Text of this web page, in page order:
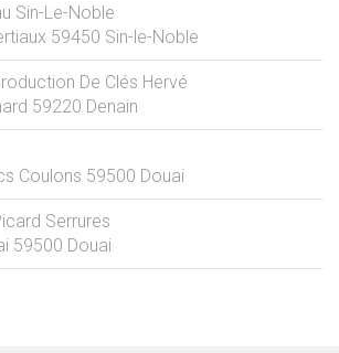
Sin-Le-Noble
59450 Sin-le-Noble
De Clés Hervé
59220 Denain
Coulons 59500 Douai
Serrures
59500 Douai